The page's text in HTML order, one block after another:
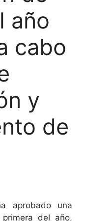
año
cabo
y
de
aprobado una
del año,